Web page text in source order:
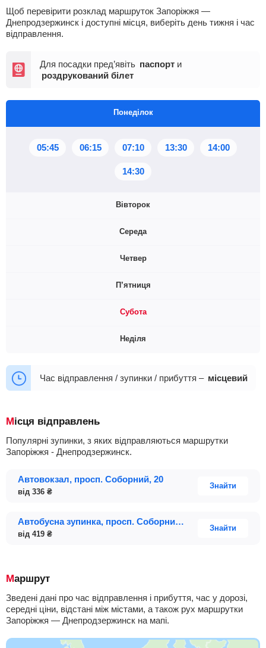
Щоб перевірити розклад маршруток Запоріжжя —
Днепродзержинск і доступні місця, виберіть день тижня і час
відправлення.
Для посадки пред’явіть паспорт и
роздрукований білет
Понеділок
05:45 06:15 07:10 13:30 14:00
14:30
Вівторок
14:30
Середа
14:30
Четвер
14:30
П’ятниця
Субота
Неділя
05:45 13:30 14:00
Час відправлення / зупинки / прибуття – місцевий
Місця відправлень
Популярні зупинки, з яких відправляються маршрутки
Запоріжжя - Днепродзержинск.
Автовокзал, просп. Соборний, 20
від 336 ₴
Знайти
Автобусна зупинка, просп. Соборний, 218А, McDonald's
від 419 ₴
Знайти
Маршрут
Зведені дані про час відправлення і прибуття, час у дорозі,
середні ціни, відстані між містами, а також рух маршрутки
Запоріжжя — Днепродзержинск на мапі.